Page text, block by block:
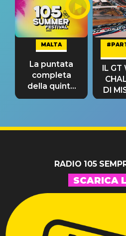
MALTA
La puntata
completa
della quinta
tappa
IL GT
DI
RADIO 105
SCARICA